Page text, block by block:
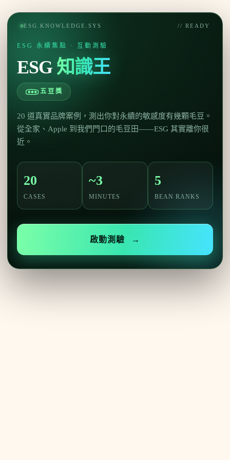
ESG.KNOWLEDGE.SYS // READY
ESG 永續集點 · 互動測驗
ESG 知識王
五豆獎
20 道真實品牌案例，測出你對永續的敏感度有幾顆毛豆。
從全家、Apple 到我們門口的毛豆田——ESG 其實離你很
近。
20
CASES
~3
MINUTES
5
BEAN RANKS
啟動測驗 →